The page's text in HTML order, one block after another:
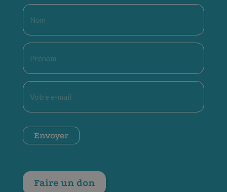
Nom
Prénom
E-
mail
CAPTCHA
Envoyer
Faire un don